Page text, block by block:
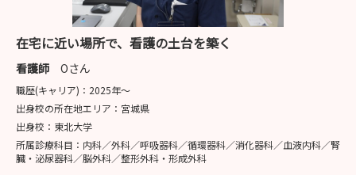
報道特集： https://www.youtube.com/watch?
v=il1xcAAFqAs
【ホームページ】
https://hospital.teamblue.jp/
【SNS】
日常を切り取った投稿を発信中。
在宅に近い場所で、看護の土台を築く
看護師 Oさん
職歴(キャリア)： 2025年〜
出身校の所在地エリア： 宮城県
出身校： 東北大学
所属診療科目： 内科／外科／呼吸器科／循環器科／消化器科／血液内科／腎
臓・泌尿器科／脳外科／整形外科・形成外科